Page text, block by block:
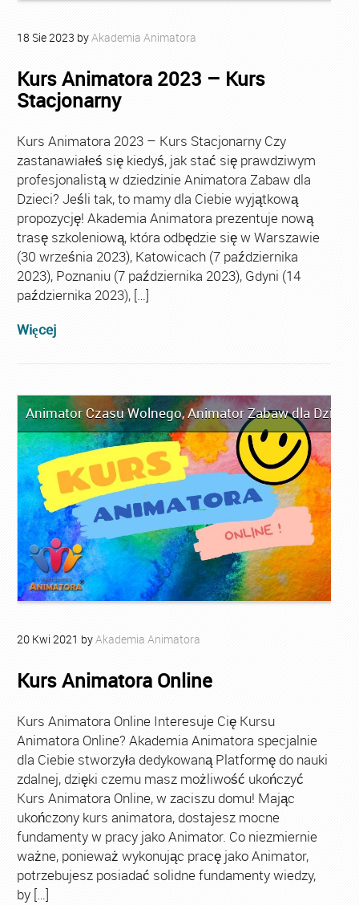
18 Sie2023 byAkademia Animatora
Kurs Animatora 2023 – Kurs
Stacjonarny
Kurs Animatora 2023 – Kurs Stacjonarny Czy
zastanawiałeś się kiedyś, jak stać się prawdziwym
profesjonalistą w dziedzinie Animatora Zabaw dla
Dzieci? Jeśli tak, to mamy dla Ciebie wyjątkową
propozycję! Akademia Animatora prezentuje nową
trasę szkoleniową, która odbędzie się w Warszawie
(30 września 2023), Katowicach (7 października
2023), Poznaniu (7 października 2023), Gdyni (14
października 2023), […]
Więcej
Animator Czasu Wolnego,Animator Zabaw dla Dzieci
20 Kwi 2021 byAkademia Animatora
Kurs Animatora Online
Kurs Animatora Online Interesuje Cię Kursu
Animatora Online? Akademia Animatora specjalnie
dla Ciebie stworzyła dedykowaną Platformę do nauki
zdalnej, dzięki czemu masz możliwość ukończyć
Kurs Animatora Online, w zaciszu domu! Mając
ukończony kurs animatora, dostajesz mocne
fundamenty w pracy jako Animator. Co niezmiernie
ważne, ponieważ wykonując pracę jako Animator,
potrzebujesz posiadać solidne fundamenty wiedzy,
by […]